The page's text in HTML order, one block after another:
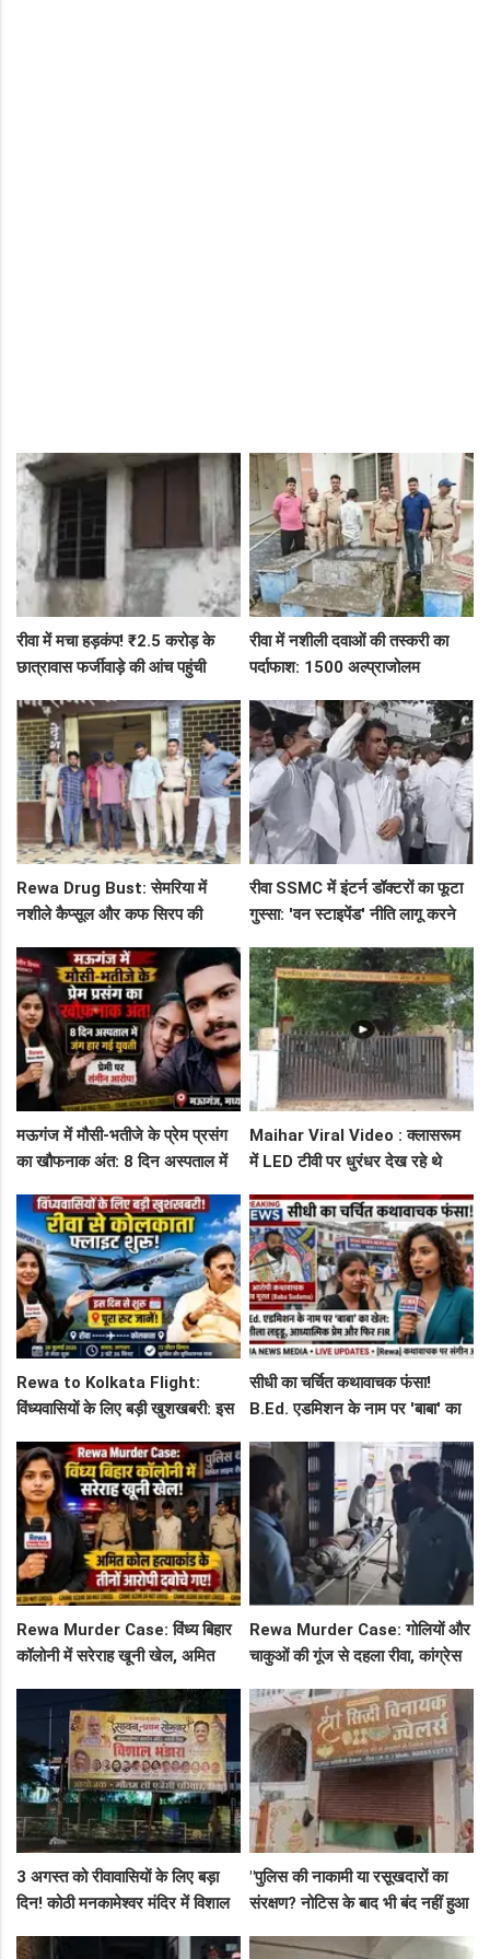
रीवा में मचा हड़कंप! ₹2.5 करोड़ के
छात्रावास फर्जीवाड़े की आंच पहुंची
एक्शन लेटर
रीवा में नशीली दवाओं की तस्करी का
पर्दाफाश: 1500 अल्प्राजोलम
सप्लाई चेन
Rewa Drug Bust: सेमरिया में
नशीले कैप्सूल और कफ सिरप की
के पीछे
रीवा SSMC में इंटर्न डॉक्टरों का फूटा
गुस्सा: 'वन स्टाइपेंड' नीति लागू करने
छात्र
मऊगंज में मौसी-भतीजे के प्रेम प्रसंग
का खौफनाक अंत: 8 दिन अस्पताल में
आरोप!
Maihar Viral Video : क्लासरूम
में LED टीवी पर धुरंधर देख रहे थे
शिकायत
Rewa to Kolkata Flight:
विंध्यवासियों के लिए बड़ी खुशखबरी: इस
फ्लाइट, जानें पूरा रूट!
सीधी का चर्चित कथावाचक फंसा!
B.Ed. एडमिशन के नाम पर 'बाबा' का
और फिर FIR
Rewa Murder Case: विंध्य बिहार
कॉलोनी में सरेराह खूनी खेल, अमित
Rewa Murder Case: गोलियों और
चाकुओं की गूंज से दहला रीवा, कांग्रेस
गिरफ्तार!
3 अगस्त को रीवावासियों के लिए बड़ा
दिन! कोठी मनकामेश्वर मंदिर में विशाल
"पुलिस की नाकामी या रसूखदारों का
संरक्षण? नोटिस के बाद भी बंद नहीं हुआ